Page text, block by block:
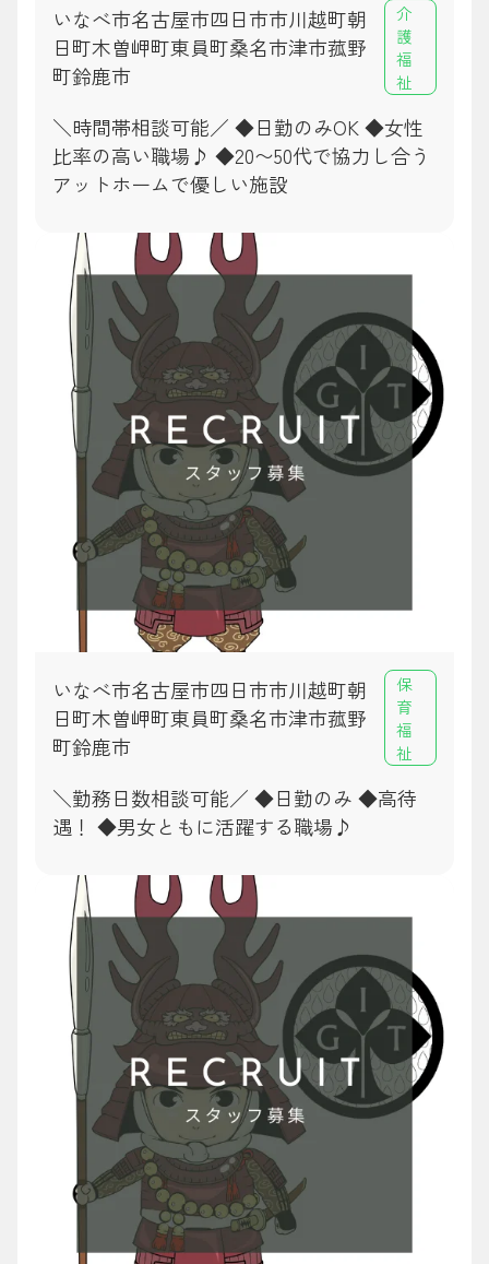
いなべ市名古屋市四日市市川越町朝
日町木曽岬町東員町桑名市津市菰野
町鈴鹿市
介
護
福
祉
＼時間帯相談可能／ ◆日勤のみOK ◆女性
比率の高い職場♪ ◆20〜50代で協力し合う
アットホームで優しい施設
いなべ市名古屋市四日市市川越町朝
日町木曽岬町東員町桑名市津市菰野
町鈴鹿市
保
育
福
祉
＼勤務日数相談可能／ ◆日勤のみ ◆高待
遇！ ◆男女ともに活躍する職場♪